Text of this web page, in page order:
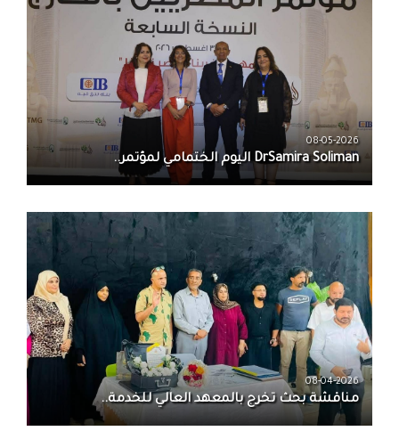
08-05-2026
DrSamira Soliman اليوم الختمامي لمؤتمر..
08-04-2026
مناقشة بحث تخرج بالمعهد العالي للخدمة..